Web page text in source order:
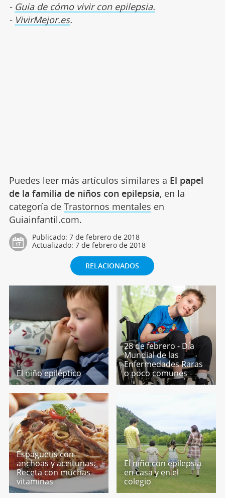
- Guia de cómo vivir con epilepsia.
- VivirMejor.es.
Puedes leer más artículos similares a El papel
de la familia de niños con epilepsia, en la
categoría de Trastornos mentales en
Guiainfantil.com.
Publicado: 7 de febrero de 2018
Actualizado: 7 de febrero de 2018
RELACIONADOS
El niño epiléptico
28 de febrero - Día
Mundial de las
Enfermedades Raras
o poco comunes
Espaguetis con
anchoas y aceitunas.
Receta con muchas
vitaminas
El niño con epilepsia
en casa y en el
colegio